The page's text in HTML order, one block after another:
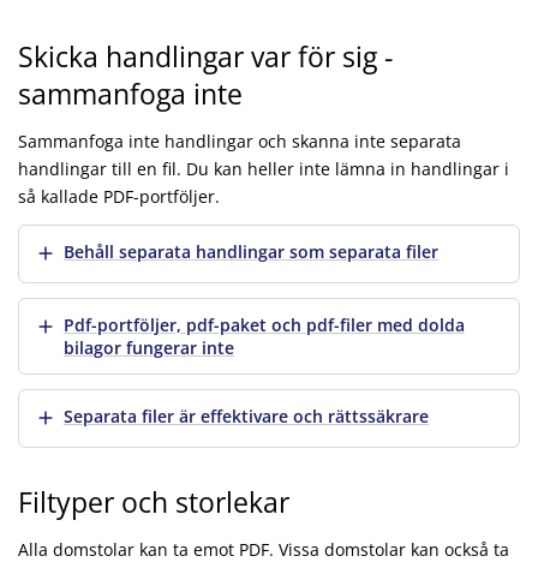
Skicka handlingar var för sig -
sammanfoga inte
Sammanfoga inte handlingar och skanna inte separata
handlingar till en fil. Du kan heller inte lämna in handlingar i
så kallade PDF-portföljer.
Visa merBehåll separata handlingar som separata filer
Visa merPdf-portföljer, pdf-paket och pdf-filer med dolda
bilagor fungerar inte
Visa merSeparata filer är effektivare och rättssäkrare
Filtyper och storlekar
Alla domstolar kan ta emot PDF. Vissa domstolar kan också ta